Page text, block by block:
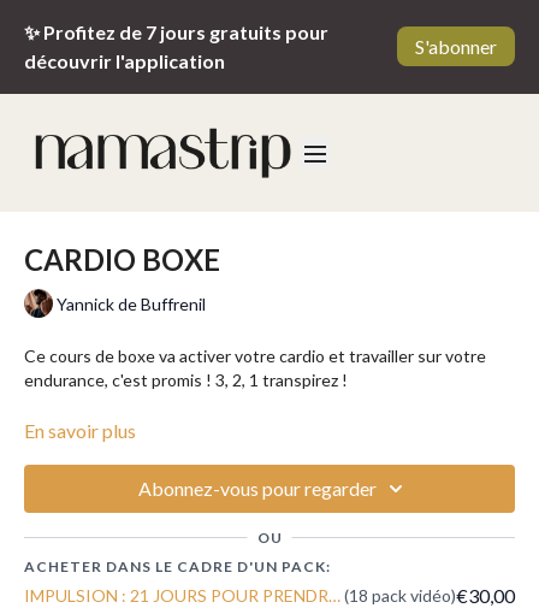
✨ Profitez de 7 jours gratuits pour
découvrir l'application
S'abonner
CARDIO BOXE
Yannick de Buffrenil
Ce cours de boxe va activer votre cardio et travailler sur votre
endurance, c'est promis ! 3, 2, 1 transpirez !
______________________
Matériel : un tapis et des poids si besoin
En savoir plus
Abonnez-vous pour regarder
OU
ACHETER DANS LE CADRE D'UN PACK:
IMPULSION : 21 JOURS POUR PRENDRE UN NOUVEL ÉLAN EN 2022(18 pack vidéo)€30,00